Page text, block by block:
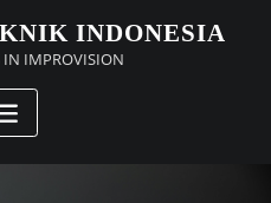
INDONESIA
IN IMPROVISION